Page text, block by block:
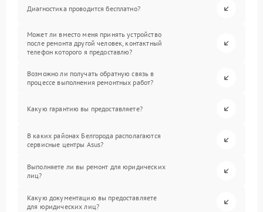
Диагностика проводится бесплатно?
Может ли вместо меня принять устройство
после ремонта другой человек, контактный
телефон которого я предоставлю?
Возможно ли получать обратную связь в
процессе выполнения ремонтных работ?
Какую гарантию вы предоставляете?
В каких районах Белгорода располагаются
сервисные центры Asus?
Выполняете ли вы ремонт для юридических
лиц?
Какую документацию вы предоставляете
для юридических лиц?